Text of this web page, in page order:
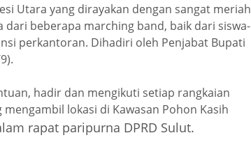
Utara yang dirayakan dengan sangat meriah
beberapa marching band, baik dari siswa-
perkantoran. Dihadiri oleh Penjabat Bupati
hadir dan mengikuti setiap rangkaian
lokasi di Kawasan Pohon Kasih
rapat paripurna DPRD Sulut.